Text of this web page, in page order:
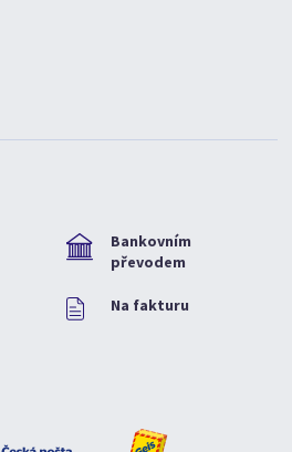
Bankovním
převodem
Na fakturu